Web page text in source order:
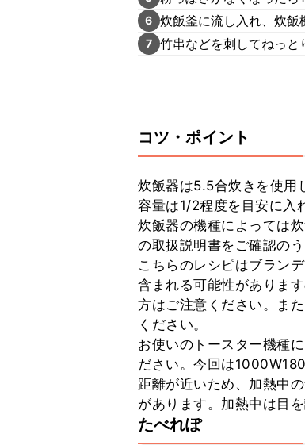
6 炊飯釜に流し入れ、炊飯
7 竹串などを刺してねっと
コツ・ポイント
炊飯器は5.5合炊きを使用
容量は1/2程度を目安に入
炊飯器の機種によっては
の取扱説明書をご確認の
こちらのレシピはブラン
含まれる可能性がありま
方はご注意ください。ま
ください。
お使いのトースター機種
ださい。今回は
距離が近いため、加熱中
があります。加熱中は目
たべれぽ